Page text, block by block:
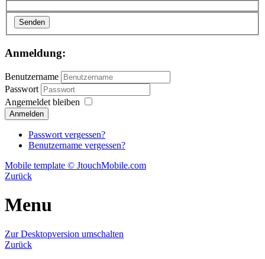
Senden
Anmeldung:
Benutzername
Passwort
Angemeldet bleiben
Passwort vergessen?
Benutzername vergessen?
Mobile template © JtouchMobile.com
Zurück
Menu
Zur Desktopversion umschalten
Zurück